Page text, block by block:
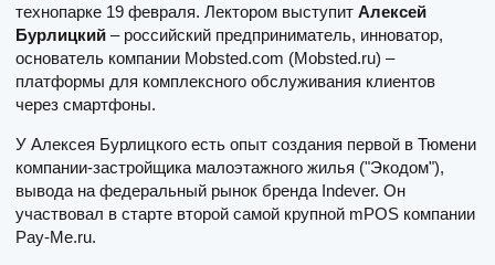
технопарке 19 февраля. Лектором выступит Алексей
Бурлицкий – российский предприниматель, инноватор,
основатель компании Mobsted.com (Mobsted.ru) –
платформы для комплексного обслуживания клиентов
через смартфоны.
У Алексея Бурлицкого есть опыт создания первой в Тюмени
компании-застройщика малоэтажного жилья ("Экодом"),
вывода на федеральный рынок бренда Indever. Он
участвовал в старте второй самой крупной mPOS компании
Pay-Me.ru.